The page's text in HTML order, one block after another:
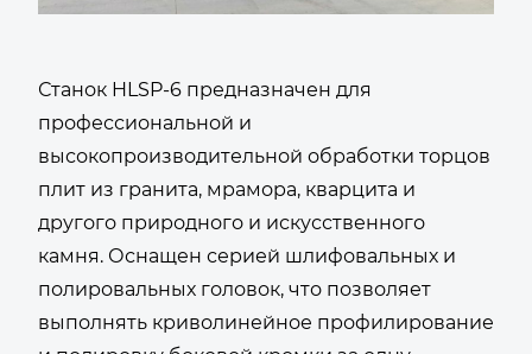
Станок HLSP-6 предназначен для
профессиональной и
высокопроизводительной обработки торцов
плит из гранита, мрамора, кварцита и
другого природного и искусственного
камня. Оснащен серией шлифовальных и
полировальных головок, что позволяет
выполнять криволинейное профилирование